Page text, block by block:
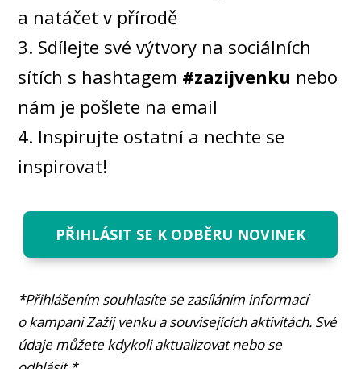
a natáčet v přírodě
3. Sdílejte své výtvory na sociálních
sítích s hashtagem #zazijvenku nebo
nám je pošlete na email
4. Inspirujte ostatní a nechte se
inspirovat!
PŘIHLÁSIT SE K ODBĚRU NOVINEK
*Přihlášením souhlasíte se zasíláním informací
o kampani Zažij venku a souvisejících aktivitách. Své
údaje můžete kdykoli aktualizovat nebo se